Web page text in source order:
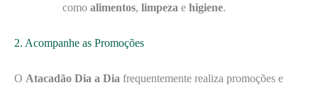
como alimentos, limpeza e higiene.
2. Acompanhe as Promoções
O Atacadão Dia a Dia frequentemente realiza promoções e